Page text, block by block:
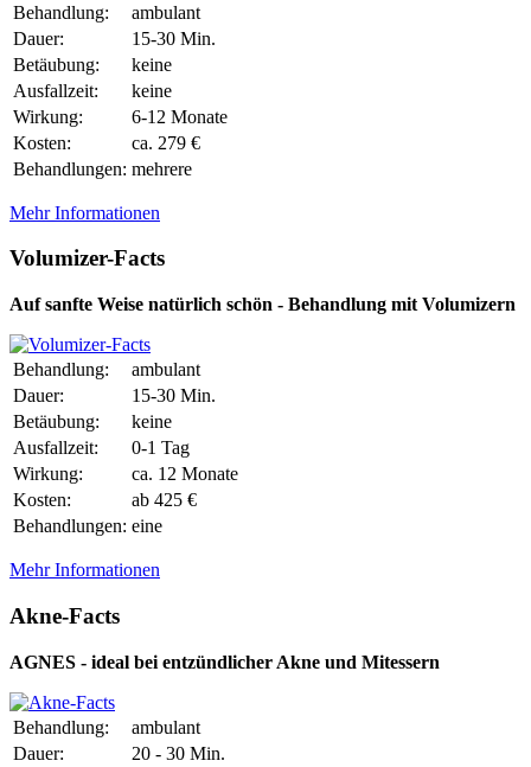
Behandlung:
ambulant
Dauer:
15-30 Min.
Betäubung:
keine
Ausfallzeit:
keine
Wirkung:
6-12 Monate
Kosten:
ca. 279 €
Behandlungen: mehrere
Mehr Informationen
Volumizer-Facts
Auf sanfte Weise natürlich schön - Behandlung mit Volumizern
Behandlung:
ambulant
Dauer:
15-30 Min.
Betäubung:
keine
Ausfallzeit:
0-1 Tag
Wirkung:
ca. 12 Monate
Kosten:
ab 425 €
Behandlungen: eine
Mehr Informationen
Akne-Facts
AGNES - ideal bei entzündlicher Akne und Mitessern
Behandlung:
ambulant
Dauer:
20 - 30 Min.